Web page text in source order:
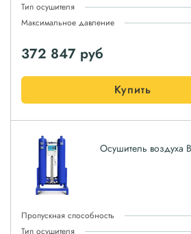
Тип осушителя
Максимальное давление
372 847 руб
Купить
Осушитель воздуха
Пропускная способность
Тип осушителя